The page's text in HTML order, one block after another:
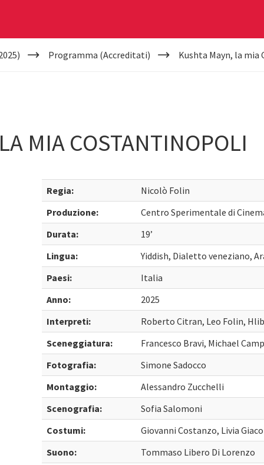
Programma (Accreditati) Kushta Mayn, la
MIA COSTANTINOPOLI
Regia:
Nicolò Folin
Produzione:
Centro Sperimentale di
Durata:
19’
Lingua:
Yiddish, Dialetto veneziano,
Paesi:
Italia
Anno:
2025
Interpreti:
Roberto Citran, Leo Folin,
Sceneggiatura:
Francesco Bravi, Michael
Fotografia:
Simone Sadocco
Montaggio:
Alessandro Zucchelli
Scenografia:
Sofia Salomoni
Costumi:
Giovanni Costanzo, Livia
Suono:
Tommaso Libero Di Lorenzo